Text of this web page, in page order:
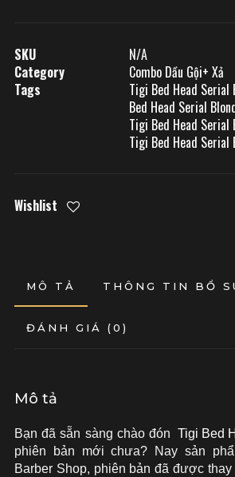
SKU
N/A
Category
Combo Dầu Gội+ Xả
Tags
Tigi Bed Head Serial
Bed Head Serial
Tigi Bed Head Serial
Tigi Bed Head Serial
Wishlist
MÔ TẢ THÔNG TIN BỔ
ĐÁNH GIÁ (0)
Mô tả
Bạn đã sẵn sàng chào đón Tigi Bed
phiên bản mới chưa? Nay sản
Barber Shop, phiên bản đã được